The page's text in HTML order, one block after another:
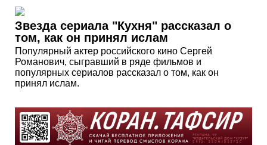
Звезда сериала "Кухня" рассказал о
том, как он принял ислам
Популярный актер российского кино Сергей
Романович, сыгравший в ряде фильмов и
популярных сериалов рассказал о том, как он
принял ислам.